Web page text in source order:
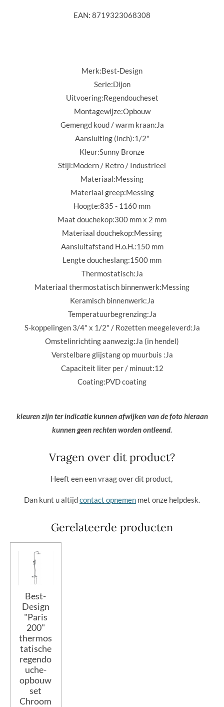
EAN: 8719323068308
Merk:Best-Design
Serie:Dijon
Uitvoering:Regendoucheset
Montagewijze:Opbouw
Gemengd koud / warm kraan:Ja
Aansluiting (inch):1/2"
Kleur:Sunny Bronze
Stijl:Modern / Retro / Industrieel
Materiaal:Messing
Materiaal greep:Messing
Hoogte:835 - 1160 mm
Maat douchekop:300 mm x 2 mm
Materiaal douchekop:Messing
Aansluitafstand H.o.H.:150 mm
Lengte doucheslang:1500 mm
Thermostatisch:Ja
Materiaal thermostatisch binnenwerk:Messing
Keramisch binnenwerk:Ja
Temperatuurbegrenzing:Ja
S-koppelingen 3/4" x 1/2" / Rozetten meegeleverd:Ja
Omstelinrichting aanwezig:Ja (in hendel)
Verstelbare glijstang op muurbuis :Ja
Capaciteit liter per / minuut:12
Coating:PVD coating
kleuren zijn ter indicatie kunnen afwijken van de foto hieraan
kunnen geen rechten worden ontleend.
Vragen over dit product?
Heeft een een vraag over dit product,
Dan kunt u altijdcontact opnemen met onze helpdesk.
Gerelateerde producten
Best-
Design
"Paris
200"
thermos
tatische
regendo
uche-
opbouw
set
Chroom